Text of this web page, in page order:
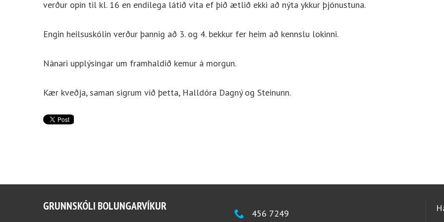
verður opin til kl. 16 en endilega látið vita ef þið ætlið ekki að nýta ykkur þjónustuna.
Engin heilsuskólin verður þannig að 3. og 4. bekkur fer heim að kennslu lokinni.
Nánari upplýsingar um framhaldið kemur á morgun.
Kær kveðja, saman sigrum við þetta, Halldóra Dagný og Steinunn.
GRUNNSKÓLI BOLUNGARVÍKUR
456 7249